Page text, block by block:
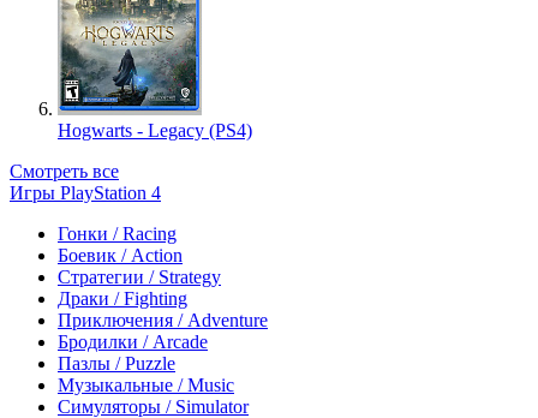
Hogwarts - Legacy (PS4)
Смотреть все
Игры PlayStation 4
Гонки / Racing
Боевик / Action
Стратегии / Strategy
Драки / Fighting
Приключения / Adventure
Бродилки / Arcade
Пазлы / Puzzle
Музыкальные / Music
Симуляторы / Simulator